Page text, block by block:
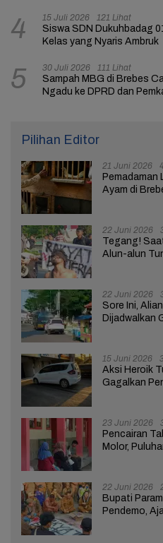
4 15 Juli 2026 121 Lihat
Siswa SDN Dukuhbadag
Kelas yang Nyaris Ambruk
5 30 Juli 2026 111 Lihat
Sampah MBG di Brebes
Ngadu ke DPRD dan
Pilihan Editor
21 Juni 2026
Pemadaman
Ayam di
22 Juni 2026
Tegang!
Alun-alun
22 Juni 2026
Sore Ini,
Dijadwalkan
15 Juni 2026
Aksi Heroik
Gagalkan
23 Juni 2026
Pencairan
Molor,
22 Juni 2026
Bupati
Pendemo,